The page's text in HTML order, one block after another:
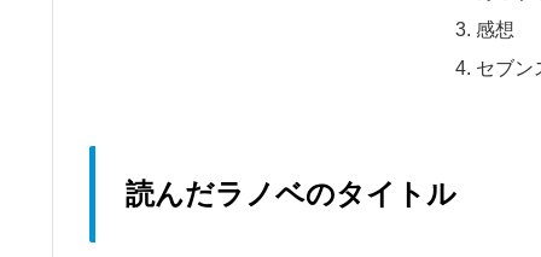
感想
セブン
読んだラノベのタイトル